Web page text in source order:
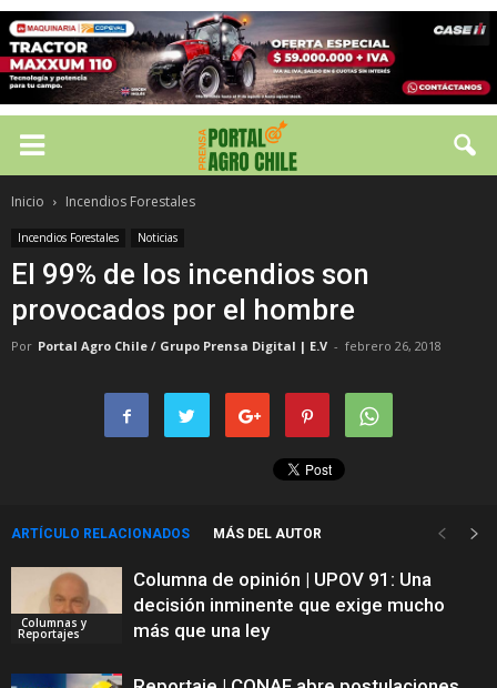
Inicio Incendios Forestales
Incendios Forestales Noticias
El 99% de los incendios son
provocados por el hombre
Por Portal Agro Chile / Grupo Prensa Digital | E.V - febrero 26, 2018
ARTÍCULO RELACIONADOS MÁS DEL AUTOR
Columnas y
Reportajes
Columna de opinión | UPOV 91: Una
decisión inminente que exige mucho
más que una ley